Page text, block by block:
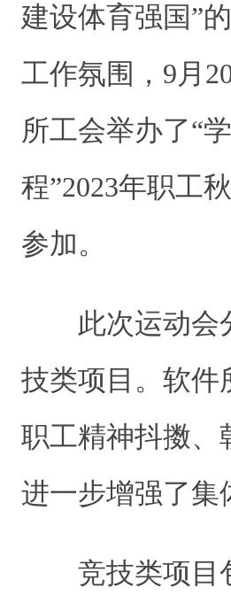
建设体育强国”
工作氛围，9月
所工会举办了“
程”2023年职工
参加。
此次运动会
技类项目。软件
职工精神抖擞、
进一步增强了集
竞技类项目